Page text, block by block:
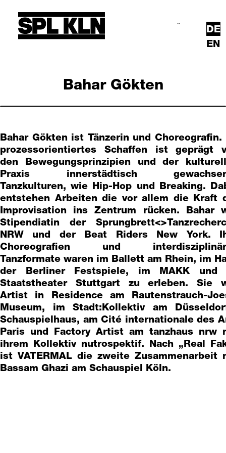
Hauptmenü
DE
EN
Bahar Gökten
Bahar Gökten ist Tänzerin und Choreografin.
prozessorientiertes Schaffen ist geprägt
den Bewegungsprinzipien und der
Praxis innerstädtisch
Tanzkulturen, wie Hip-Hop und Breaking.
entstehen Arbeiten die vor allem die Kraft
Improvisation ins Zentrum rücken. Bahar
Stipendiatin der
NRW und der Beat Riders New York.
Choreografien und
Tanzformate waren im Ballett am Rhein, im
der Berliner Festspiele, im MAKK und
Staatstheater Stuttgart zu erleben. Sie
Artist in Residence am Rautenstrauch-
Museum, im Stadt:Kollektiv am
Schauspielhaus, am Cité internationale des
Paris und Factory Artist am tanzhaus nrw
ihrem Kollektiv nutrospektif. Nach „Real
ist VATERMAL die zweite Zusammenarbeit
Bassam Ghazi am Schauspiel Köln.